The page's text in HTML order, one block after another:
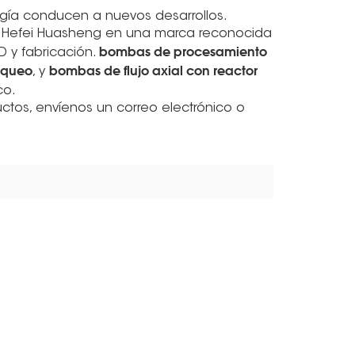
conducen a nuevos desarrollos.
Huasheng en una marca reconocida
y fabricación. bombas de procesamiento
, y bombas de flujo axial con reactor
envíenos un correo electrónico o